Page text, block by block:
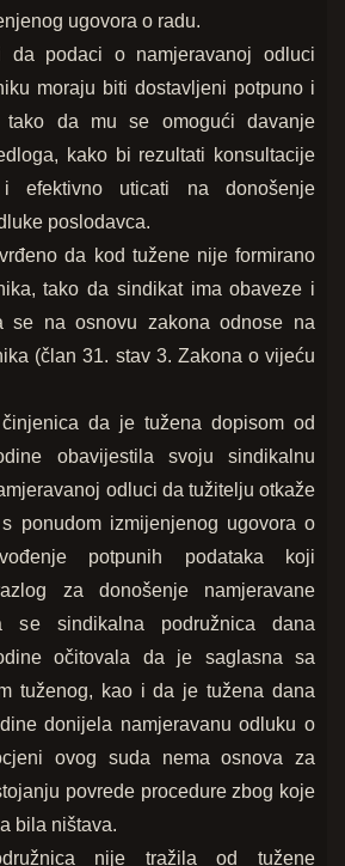
ugovora o radu.
da podaci o namjeravanoj odluci
moraju biti dostavljeni potpuno i
tako da mu se omogući davanje
kako bi rezultati konsultacije
efektivno uticati na donošenje
poslodavca.
da kod tužene nije formirano
tako da sindikat ima obaveze i
se na osnovu zakona odnose na
(član 31. stav 3. Zakona o vijeću
da je tužena dopisom od
obavijestila svoju sindikalnu
odluci da tužitelju otkaže
ponudom izmijenjenog ugovora o
potpunih podataka koji
za donošenje namjeravane
se sindikalna podružnica dana
očitovala da je saglasna sa
tuženog, kao i da je tužena dana
donijela namjeravanu odluku o
ovog suda nema osnova za
povrede procedure zbog koje
bila ništava.
nije tražila od tužene